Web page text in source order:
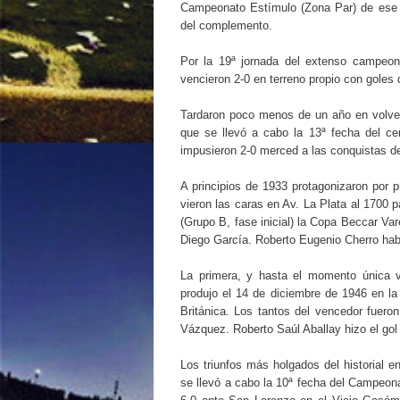
Campeonato Estímulo (Zona Par) de
del complemento.
Por la 19ª jornada del extenso
vencieron 2-0 en terreno propio con
Tardaron poco menos de un año en
que se llevó a cabo la 13ª fecha del
impusieron 2-0 merced a las conquistas
A principios de 1933 protagonizaron por
vieron las caras en Av. La Plata al 1700
(Grupo B, fase inicial) la Copa Beccar
Diego García. Roberto Eugenio Cherro
La primera, y hasta el momento única
produjo el 14 de diciembre de 1946 en
Británica. Los tantos del vencedor
Vázquez. Roberto Saúl Aballay hizo el
Los triunfos más holgados del historial
se llevó a cabo la 10ª fecha del